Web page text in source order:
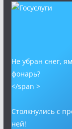
Не убран снег,
фонарь?
</span >
Столкнулись с
ней!